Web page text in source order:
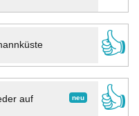
👍
neu
auf
👍